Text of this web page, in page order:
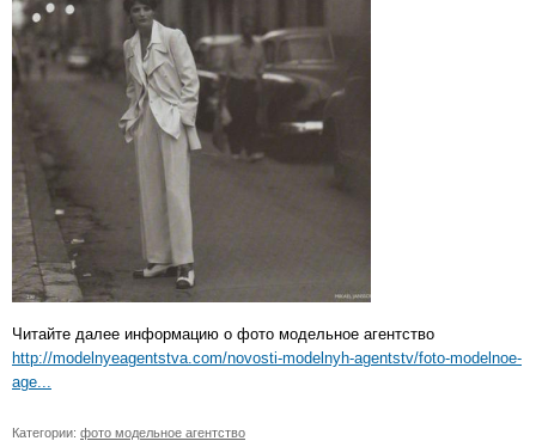
Читайте далее информацию о фото модельное агентство
http://modelnyeagentstva.com/novosti-modelnyh-agentstv/foto-modelnoe-
age...
Категории: фото модельное агентство